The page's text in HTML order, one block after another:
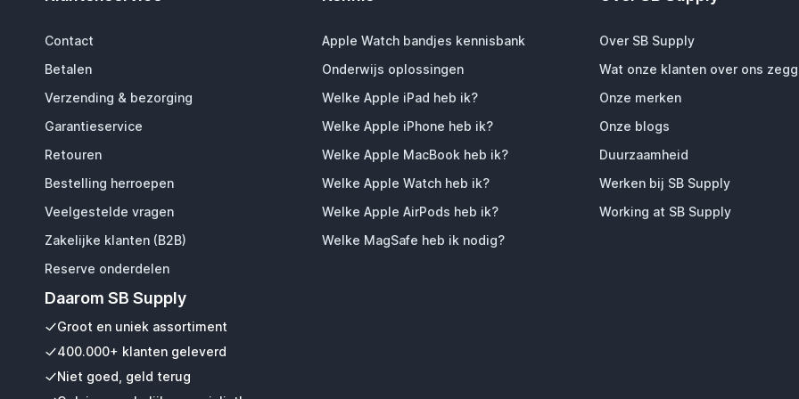
Contact
Betalen
Verzending & bezorging
Garantieservice
Retouren
Bestelling herroepen
Veelgestelde vragen
Zakelijke klanten (B2B)
Reserve onderdelen
Daarom SB Supply
Groot en uniek assortiment
400.000+ klanten geleverd
Niet goed, geld terug
Apple Watch bandjes kennisbank
Onderwijs oplossingen
Welke Apple iPad heb ik?
Welke Apple iPhone heb ik?
Welke Apple MacBook heb ik?
Welke Apple Watch heb ik?
Welke Apple AirPods heb ik?
Welke MagSafe heb ik nodig?
Over SB Supply
Wat onze klanten over ons
Onze merken
Onze blogs
Duurzaamheid
Werken bij SB Supply
Working at SB Supply